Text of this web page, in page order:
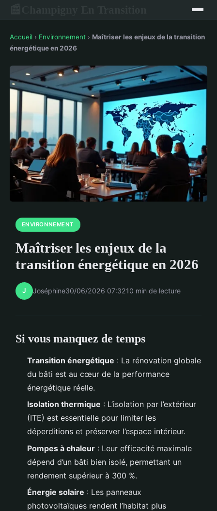
Accueil › Environnement › Maîtriser les enjeux de la transition
énergétique en 2026
ENVIRONNEMENT
Maîtriser les enjeux de la
transition énergétique en 2026
J Joséphine30/06/2026 07:3210 min de lecture
Si vous manquez de temps
Transition énergétique : La rénovation globale
du bâti est au cœur de la performance
énergétique réelle.
Isolation thermique : L’isolation par l’extérieur
(ITE) est essentielle pour limiter les
déperditions et préserver l’espace intérieur.
Pompes à chaleur : Leur efficacité maximale
dépend d’un bâti bien isolé, permettant un
rendement supérieur à 300 %.
Énergie solaire : Les panneaux
photovoltaïques rendent l’habitat plus